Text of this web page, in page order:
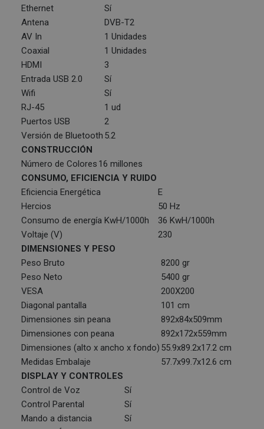
Ethernet
Sí
Antena
DVB-T2
AV In
1 Unidades
Coaxial
1 Unidades
HDMI
3
Entrada USB 2.0
Sí
Wifi
Sí
RJ-45
1 ud
Puertos USB
2
Versión de Bluetooth 5.2
CONSTRUCCIÓN
Número de Colores 16 millones
CONSUMO, EFICIENCIA Y RUIDO
Eficiencia Energética
E
Hercios
50 Hz
Consumo de energía KwH/1000h
36 KwH/1000h
Voltaje (V)
230
DIMENSIONES Y PESO
Peso Bruto
8200 gr
Peso Neto
5400 gr
VESA
200X200
Diagonal pantalla
101 cm
Dimensiones sin peana
892x84x509mm
Dimensiones con peana
892x172x559mm
Dimensiones (alto x ancho x fondo) 55.9x89.2x17.2 cm
Medidas Embalaje
57.7x99.7x12.6 cm
DISPLAY Y CONTROLES
Control de Voz
Sí
Control Parental
Sí
Mando a distancia
Sí